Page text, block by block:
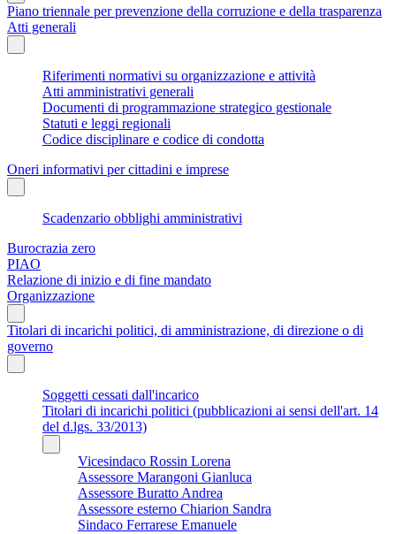
Piano triennale per prevenzione della corruzione e della trasparenza
Atti generali
Riferimenti normativi su organizzazione e attività
Atti amministrativi generali
Documenti di programmazione strategico gestionale
Statuti e leggi regionali
Codice disciplinare e codice di condotta
Oneri informativi per cittadini e imprese
Scadenzario obblighi amministrativi
Burocrazia zero
PIAO
Relazione di inizio e di fine mandato
Organizzazione
Titolari di incarichi politici, di amministrazione, di direzione o di
governo
Soggetti cessati dall'incarico
Titolari di incarichi politici (pubblicazioni ai sensi dell'art. 14
del d.lgs. 33/2013)
Vicesindaco Rossin Lorena
Assessore Marangoni Gianluca
Assessore Buratto Andrea
Assessore esterno Chiarion Sandra
Sindaco Ferrarese Emanuele